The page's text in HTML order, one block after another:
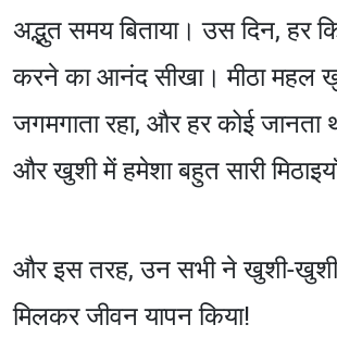
अद्भुत समय बिताया। उस दिन, हर
करने का आनंद सीखा। मीठा महल
जगमगाता रहा, और हर कोई जानता
और खुशी में हमेशा बहुत सारी
और इस तरह, उन सभी ने खुशी-
मिलकर जीवन यापन किया!